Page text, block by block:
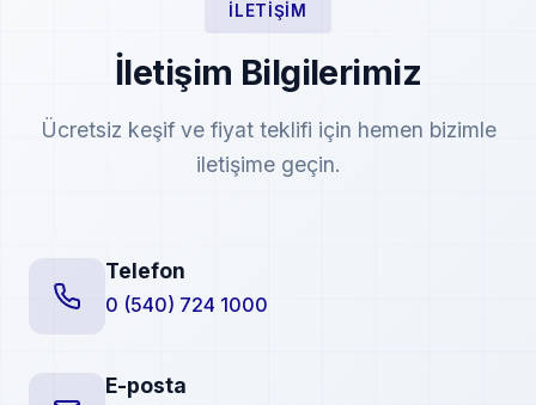
İLETIŞIM
İletişim Bilgilerimiz
Ücretsiz keşif ve fiyat teklifi için hemen bizimle
iletişime geçin.
Telefon
0 (540) 724 1000
E-posta